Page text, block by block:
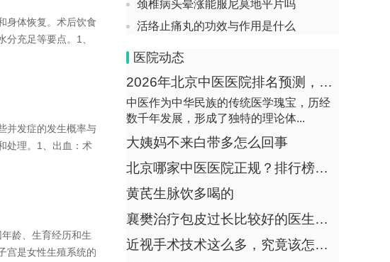
身体恢复。术后饮食
充足等要点。1、
并发症的发生概率与
处理。1、出血：术
龄、生育经历和生
宫是女性生殖系统的
子宫内膜异位症的饮食禁忌
物、辛辣刺激食品、高脂肪饮食及含雌激
素保健品，具体...
子宫内膜3mm会不会来月经
回答：子宫内膜3mm多数情况不会立即来
月经，主要与月经周期阶段、激素水平波
动、卵巢功能...
子宫内膜11毫米正常吗
回答：子宫内膜11毫米是否正常需结合月
经周期判断，多数情况下属于正常范围，
主要影响因素...
活络止痛丸的功效与作用是什么
乳腺能不能经常揉
怎样治疗腰椎盘出效果比较好
孕妇干燥便秘怎么治疗
生殖器疱疹复发了能治愈吗
胃癌术后吃破壁灵芝孢子粉大便发黑是何原因怎么办
肺癌晚期不吃饭了不喝水怎么办
月经是粉红色的是怀孕了吗
脉络膜黑色素瘤容易复发吗
中医怎么治疗红斑鳞屑性皮肤病
老年人全身瘙痒怎么用中药治疗
医院动态
2026年北京中医医院排名预测，这些医院在学术与临床双丰收
中医作为中华民族的传统医学瑰宝，历经
数千年发展，形成了独特的理论体...
大姨妈不来白带多怎么回事
北京哪家中医医院正规？排行榜为您揭示公立三甲真相
黄芪生脉饮多喝的
襄樊治疗包皮过长比较好的医生排名
近视手术技术这么多，究竟该怎么选？全光塑、全飞秒、ICL对比来了